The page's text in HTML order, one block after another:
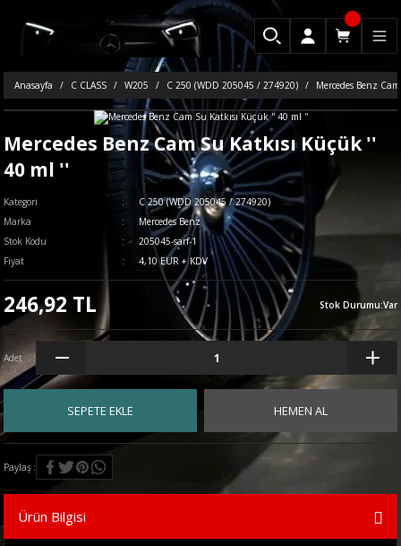
Anasayfa C CLASS W205 C 250 (WDD 205045 / 274920) Mercedes Benz
Mercedes Benz Cam Su Katkısı Küçük ''
40 ml ''
Kategori
C 250 (WDD 205045 / 274920)
Marka
Mercedes Benz
Stok Kodu
205045-sarf-1
Fiyat
4,10 EUR + KDV
246,92 TL Stok Durumu:Var
Adet
SEPETE EKLE HEMEN AL
Paylaş
Ürün Bilgisi